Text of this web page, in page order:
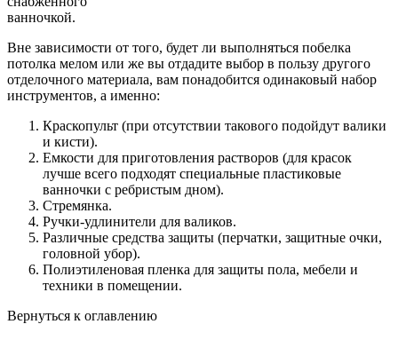
ванночкой.
Вне зависимости от того, будет ли выполняться побелка
потолка мелом или же вы отдадите выбор в пользу другого
отделочного материала, вам понадобится одинаковый набор
инструментов, а именно:
Краскопульт (при отсутствии такового подойдут валики
и кисти).
Емкости для приготовления растворов (для красок
лучше всего подходят специальные пластиковые
ванночки с ребристым дном).
Стремянка.
Ручки-удлинители для валиков.
Различные средства защиты (перчатки, защитные очки,
головной убор).
Полиэтиленовая пленка для защиты пола, мебели и
техники в помещении.
Вернуться к оглавлению